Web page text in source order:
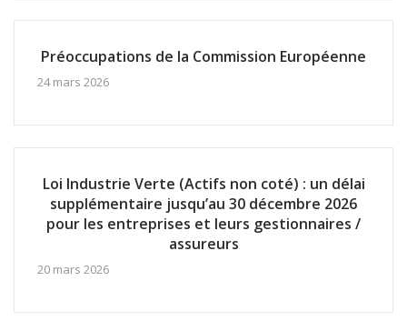
Préoccupations de la Commission Européenne
24 mars 2026
Loi Industrie Verte (Actifs non coté) : un délai
supplémentaire jusqu’au 30 décembre 2026
pour les entreprises et leurs gestionnaires /
assureurs
20 mars 2026